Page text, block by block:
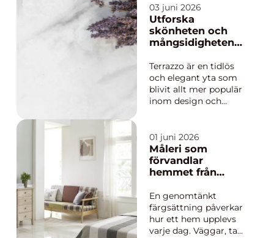
förvaring, en enklare
vardag och kan höja
värdet på huset.
Samtidigt är det
dyker upp direkt:
byggrätt,
markförhållanden...
03 juni 2026
Utforska
skönheten och
mångsidigheten
Terrazzo är en tidlös
och elegant yta som
blivit allt mer populär
inom design och
kombinerar terrazzo
krossad sten eller glas
med cement eller
epoxy för att skapa en
01 juni 2026
Måleri som
förvandlar
hemmet från
trivsam helhet
En genomtänkt
färgsättning påverkar
hur ett hem upplevs
varje dag. Väggar, tak,